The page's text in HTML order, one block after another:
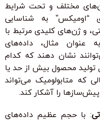
مختلف و تحت شرایط
“اومیکس” به شناسایی
و ژن‌های کلیدی مرتبط با
عنوان مثال، داده‌های
نشان دهند که کدام
محصول بیش از حد یا
که متابولومیک می‌تواند
را آشکار کند.
: با حجم عظیم داده‌های